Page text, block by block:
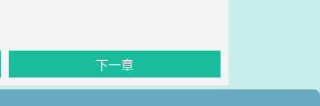
下一章